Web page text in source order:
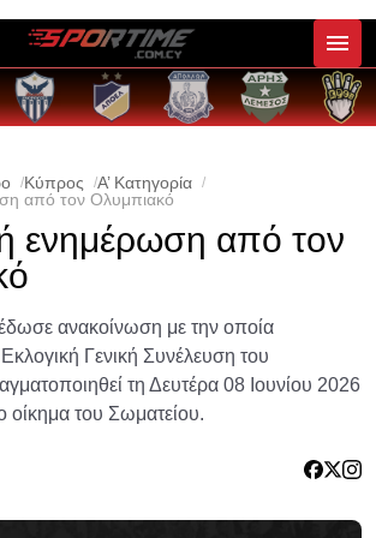
Κύπρος
Α’ Κατηγορία
από τον Ολυμπιακό
ενημέρωση από τον
ανακοίνωση με την οποία
Εκλογική Γενική Συνέλευση του
τη Δευτέρα 08 Ιουνίου 2026
οίκημα του Σωματείου.